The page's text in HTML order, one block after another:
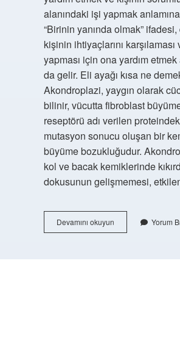
alanındaki işi yapmak
“Birinin yanında olmak”
kişinin ihtiyaçlarını
yapması için ona yardım etmek
da gelir. Eli ayağı kısa ne
Akondroplazi, yaygın olarak
bilinir, vücutta fibroblast
reseptörü adı verilen
mutasyon sonucu oluşan bir
büyüme bozukluğudur.
kol ve bacak kemiklerinde
dokusunun gelişmemesi,
Devamını okuyunEli
Ayağına
Yorum